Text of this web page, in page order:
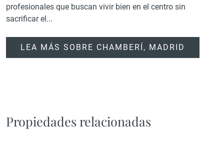
profesionales que buscan vivir bien en el centro sin
sacrificar el...
LEA MÁS SOBRE CHAMBERÍ, MADRID
Propiedades relacionadas